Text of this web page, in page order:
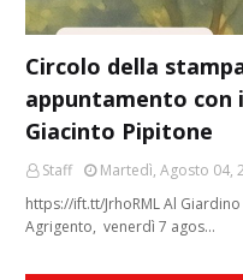
Circolo della
appuntamento con
Giacinto Pipitone
Staff
Martedì, Agosto 04,
https://ift.tt/JrhoRML Al
Agrigento, venerdì 7 agos…